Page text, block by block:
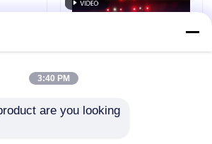
3:40 PM
are you looking